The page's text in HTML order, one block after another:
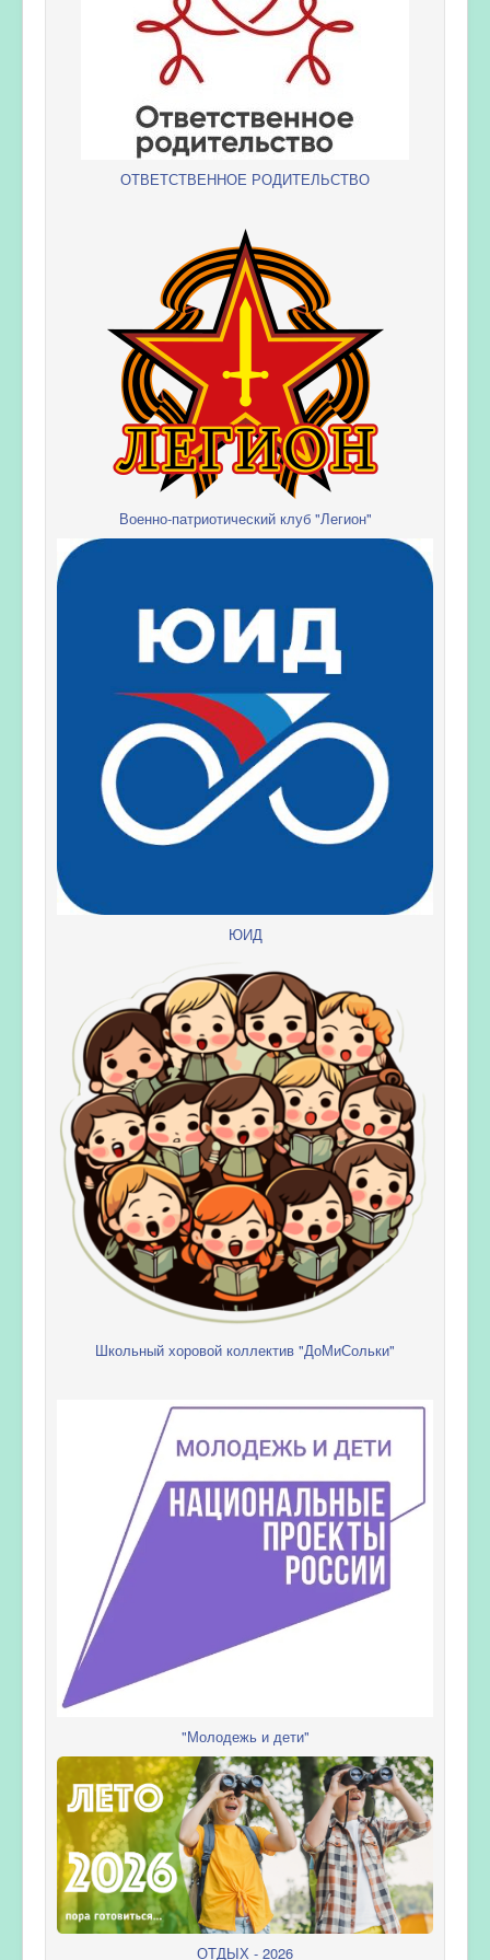
ОТВЕТСТВЕННОЕ РОДИТЕЛЬСТВО
Военно-патриотический клуб "Легион"
ЮИД
Школьный хоровой коллектив "ДоМиСольки"
"Молодежь и дети"
ОТДЫХ - 2026